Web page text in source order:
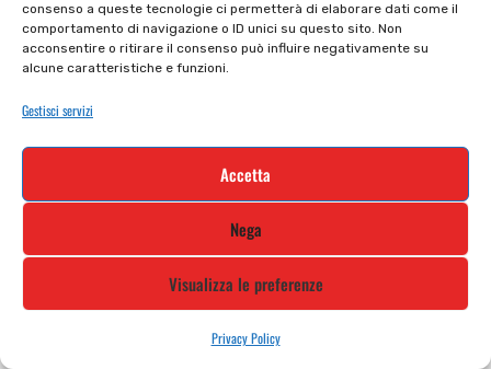
consenso a queste tecnologie ci permetterà di elaborare dati come il
comportamento di navigazione o ID unici su questo sito. Non
acconsentire o ritirare il consenso può influire negativamente su
alcune caratteristiche e funzioni.
Gestisci servizi
Accetta
Nega
Visualizza le preferenze
Privacy Policy
Casco Hjc Rpha 60 QUID
€549.90 €439.92